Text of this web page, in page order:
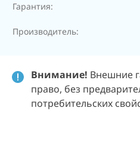
Гарантия:
Производитель:
Внимание! Внешние
право, без
потребительских